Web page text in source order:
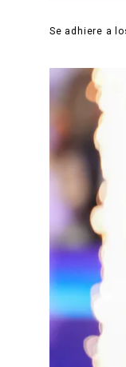
Se adhiere a